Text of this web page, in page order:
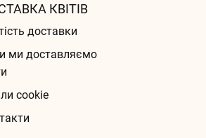
КВІТІВ
доставки
ми доставляємо
cookie